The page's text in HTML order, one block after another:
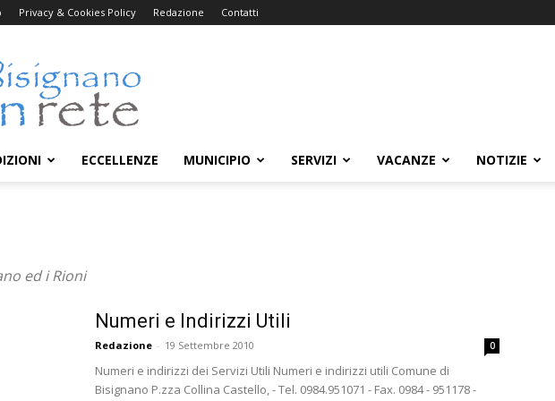
Privacy & Cookies Policy Redazione Contatti
Bisignanoinrete.com
ECCELLENZE MUNICIPIO SERVIZI VACANZE NOTIZIE
ed i Rioni
Numeri e Indirizzi Utili
Redazione - 19 Settembre 2010 0
Numeri e indirizzi dei Servizi Utili Numeri e indirizzi utili Comune di
Bisignano P.zza Collina Castello, - Tel. 0984.951071 - Fax. 0984 - 951178 -